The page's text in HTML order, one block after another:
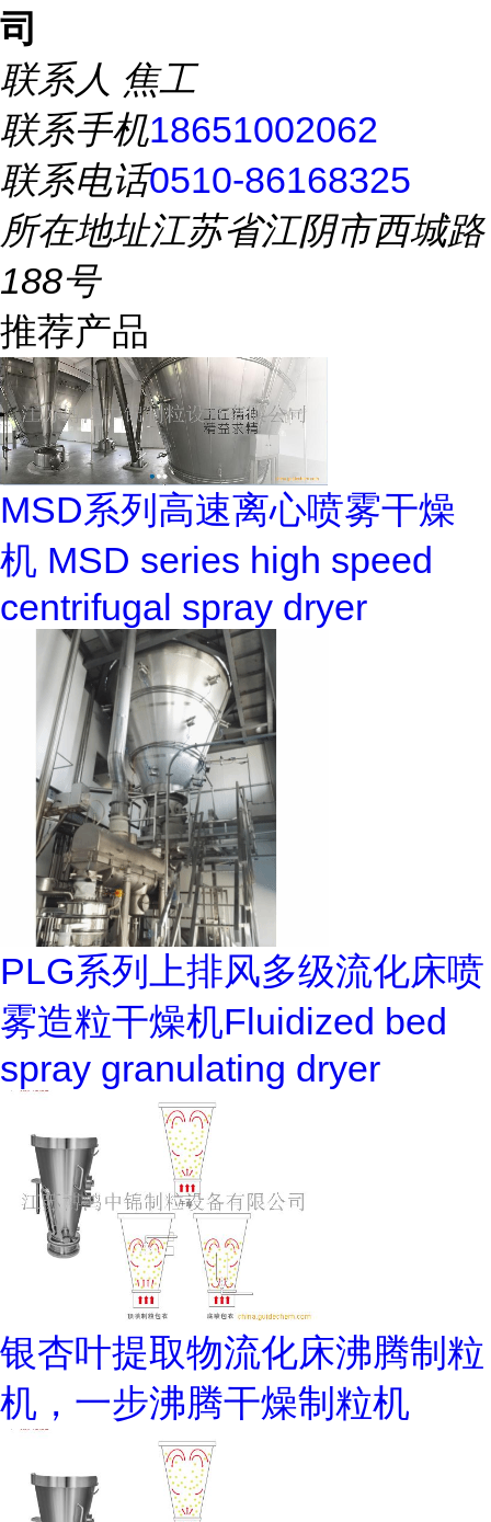
司
联系人 焦工
联系手机18651002062
联系电话0510-86168325
所在地址江苏省江阴市西城路
188号
推荐产品
MSD系列高速离心喷雾干燥
机 MSD series high speed
centrifugal spray dryer
PLG系列上排风多级流化床喷
雾造粒干燥机Fluidized bed
spray granulating dryer
银杏叶提取物流化床沸腾制粒
机，一步沸腾干燥制粒机